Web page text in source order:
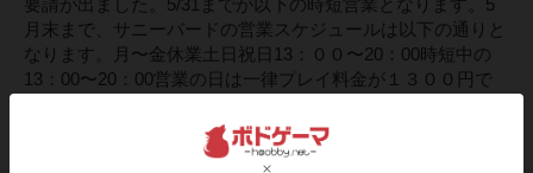
要請が出ました。5/31までが以下の時短営業となります。5
月末まで、サニーバードの営業スケジュールは以下の通りと
なります。月〜金休業土日祝日13：００〜20：00時短中の
13：00〜20：00営業の日は一律プレイ料金が１３００円で